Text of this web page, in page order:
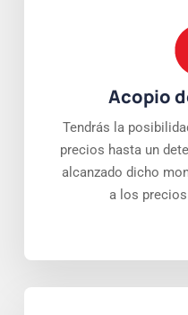
Acopio
Tendrás la
precios hasta un
alcanzado dicho
a los